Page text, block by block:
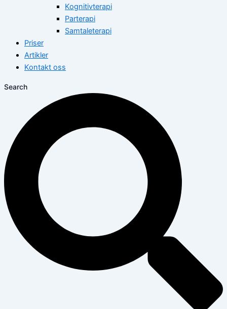
Kognitivterapi
Parterapi
Samtaleterapi
Priser
Artikler
Kontakt oss
Search